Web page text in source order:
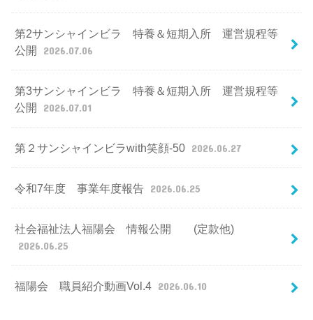
第2サンシャインビラ 特養＆短期入所 運営規程等
公開
2026.07.06
第3サンシャインビラ 特養＆短期入所 運営規程等
公開
2026.07.01
第２サンシャインビラwith笑顔-50 2026.06.27
令和7年度 事業年度報告 2026.06.25
社会福祉法人福陽会 情報公開 (定款他)
2026.06.25
福陽会 職員紹介動画Vol.4 2026.06.10